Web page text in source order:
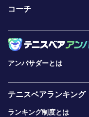
コーチ
アンバサダーとは
テニスベアランキング
ランキング制度とは